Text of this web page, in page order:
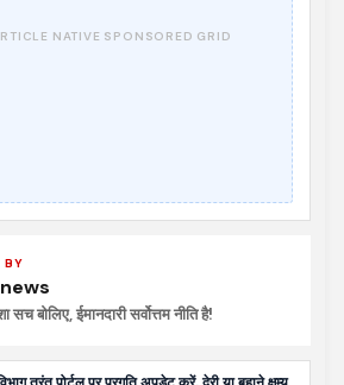
BY
सच बोलिए, ईमानदारी सर्वोत्तम नीति है!